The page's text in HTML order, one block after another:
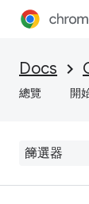
Docs
總覽 開